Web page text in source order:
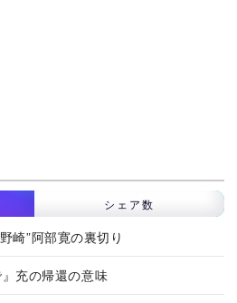
シェア数
崎”阿部寛の裏切り
』充の帰還の意味